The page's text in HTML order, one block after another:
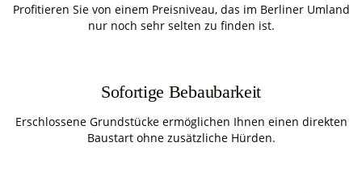
Profitieren Sie von einem Preisniveau, das im Berliner Umland
nur noch sehr selten zu finden ist.
Sofortige Bebaubarkeit
Erschlossene Grundstücke ermöglichen Ihnen einen direkten
Baustart ohne zusätzliche Hürden.